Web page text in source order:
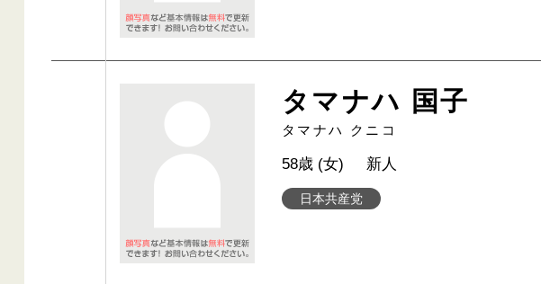
タマナハ 国子
タマナハ クニコ
日本共産党
58歳 (女) 新人